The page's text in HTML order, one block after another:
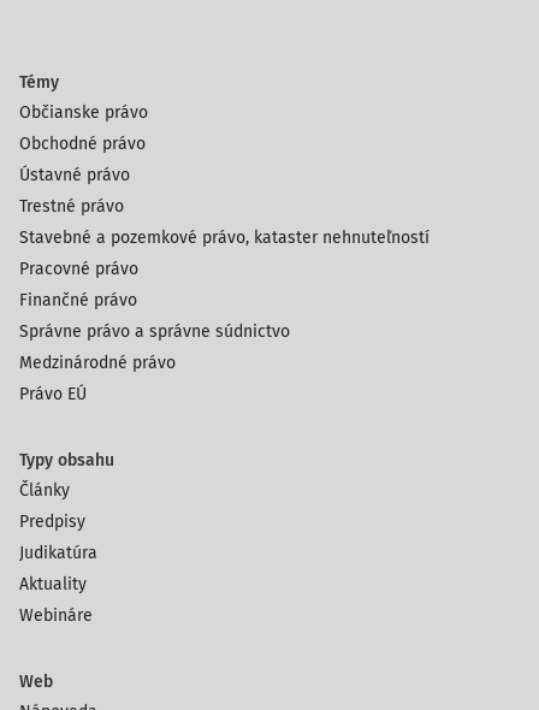
Témy
Občianske právo
Obchodné právo
Ústavné právo
Trestné právo
Stavebné a pozemkové právo, kataster nehnuteľností
Pracovné právo
Finančné právo
Správne právo a správne súdnictvo
Medzinárodné právo
Právo EÚ
Typy obsahu
Články
Predpisy
Judikatúra
Aktuality
Webináre
Web